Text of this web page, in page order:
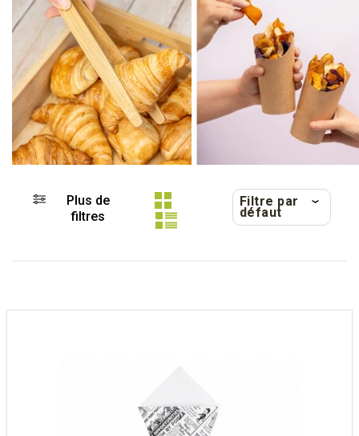
Plus de
filtres
Filtre par
défaut